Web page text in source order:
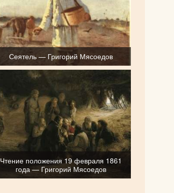
Сеятель — Григорий Мясоедов
Чтение положения 19 февраля 1861
года — Григорий Мясоедов